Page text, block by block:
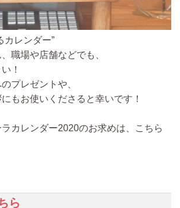
カレンダー”
職場や店舗などでも、
！
プレゼントや、
もお使いくださると幸いです！
カレンダー2020のお求めは、こちら
ら